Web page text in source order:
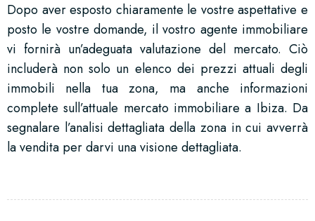
Dopo aver esposto chiaramente le vostre aspettative e
posto le vostre domande, il vostro agente immobiliare
vi fornirà un’adeguata valutazione del mercato. Ciò
includerà non solo un elenco dei prezzi attuali degli
immobili nella tua zona, ma anche informazioni
complete sull’attuale mercato immobiliare a Ibiza. Da
segnalare l’analisi dettagliata della zona in cui avverrà
la vendita per darvi una visione dettagliata.